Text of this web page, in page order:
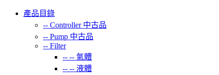
產品目錄
-- Controller 中古品
-- Pump 中古品
-- Filter
-- -- 氣體
-- -- 液體